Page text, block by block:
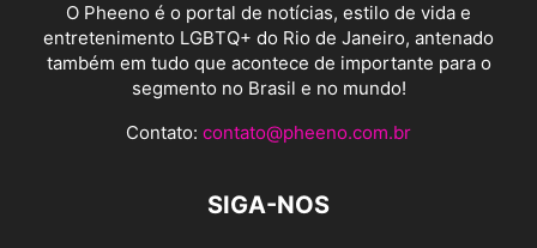
O Pheeno é o portal de notícias, estilo de vida e
entretenimento LGBTQ+ do Rio de Janeiro, antenado
também em tudo que acontece de importante para o
segmento no Brasil e no mundo!
Contato: contato@pheeno.com.br
SIGA-NOS